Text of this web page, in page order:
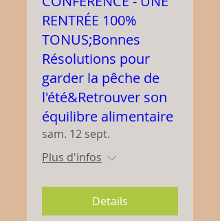
RENTRÉE 100%
TONUS;Bonnes
Résolutions pour
garder la pêche de
l'été&Retrouver son
équilibre alimentaire
sam. 12 sept.
Plus d'infos
Details